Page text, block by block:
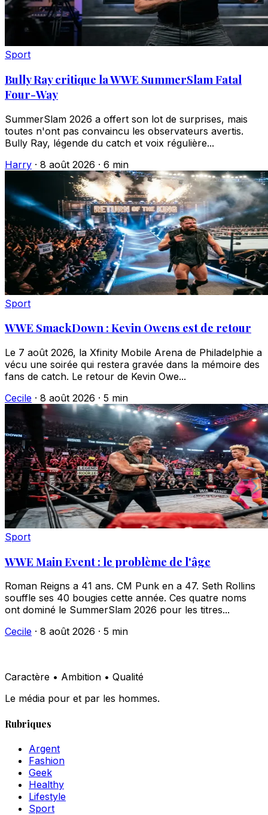
Sport
Bully Ray critique la WWE SummerSlam Fatal
Four-Way
SummerSlam 2026 a offert son lot de surprises, mais
toutes n'ont pas convaincu les observateurs avertis.
Bully Ray, légende du catch et voix régulière...
Harry · 8 août 2026 · 6 min
Sport
WWE SmackDown : Kevin Owens est de retour
Le 7 août 2026, la Xfinity Mobile Arena de Philadelphie a
vécu une soirée qui restera gravée dans la mémoire des
fans de catch. Le retour de Kevin Owe...
Cecile · 8 août 2026 · 5 min
Sport
WWE Main Event : le problème de l'âge
Roman Reigns a 41 ans. CM Punk en a 47. Seth Rollins
souffle ses 40 bougies cette année. Ces quatre noms
ont dominé le SummerSlam 2026 pour les titres...
Cecile · 8 août 2026 · 5 min
Caractère • Ambition • Qualité
Le média pour et par les hommes.
Rubriques
Argent
Fashion
Geek
Healthy
Lifestyle
Sport